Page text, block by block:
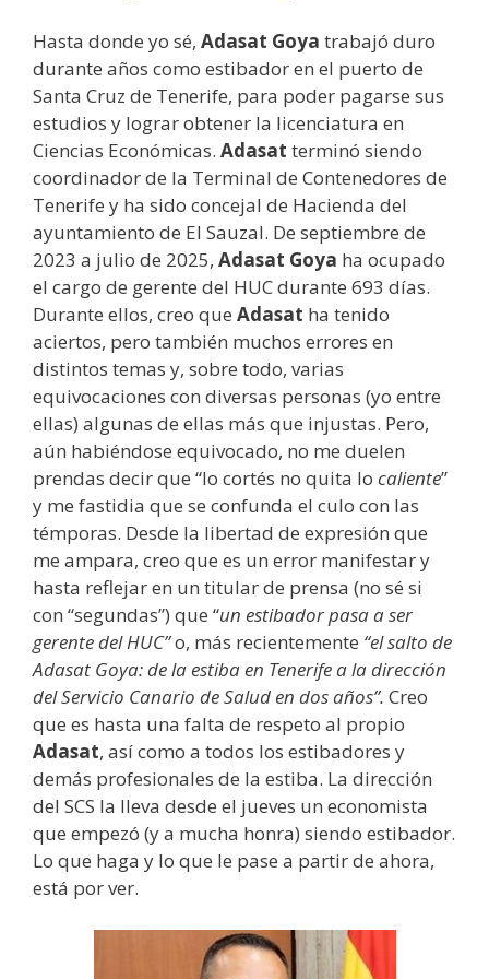
Hasta donde yo sé, Adasat Goya trabajó duro
durante años como estibador en el puerto de
Santa Cruz de Tenerife, para poder pagarse sus
estudios y lograr obtener la licenciatura en
Ciencias Económicas. Adasat terminó siendo
coordinador de la Terminal de Contenedores de
Tenerife y ha sido concejal de Hacienda del
ayuntamiento de El Sauzal. De septiembre de
2023 a julio de 2025, Adasat Goya ha ocupado
el cargo de gerente del HUC durante 693 días.
Durante ellos, creo que Adasat ha tenido
aciertos, pero también muchos errores en
distintos temas y, sobre todo, varias
equivocaciones con diversas personas (yo entre
ellas) algunas de ellas más que injustas. Pero,
aún habiéndose equivocado, no me duelen
prendas decir que “lo cortés no quita lo caliente”
y me fastidia que se confunda el culo con las
témporas. Desde la libertad de expresión que
me ampara, creo que es un error manifestar y
hasta reflejar en un titular de prensa (no sé si
con “segundas”) que “un estibador pasa a ser
gerente del HUC”o, más recientemente “el salto de
Adasat Goya: de la estiba en Tenerife a la dirección
del Servicio Canario de Salud en dos años”. Creo
que es hasta una falta de respeto al propio
Adasat, así como a todos los estibadores y
demás profesionales de la estiba. La dirección
del SCS la lleva desde el jueves un economista
que empezó (y a mucha honra) siendo estibador.
Lo que haga y lo que le pase a partir de ahora,
está por ver.